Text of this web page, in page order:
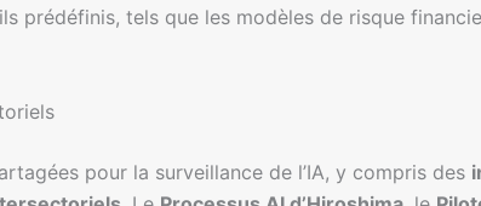
prédéfinis, tels que les modèles de risque
pour la surveillance de l’IA, y compris des